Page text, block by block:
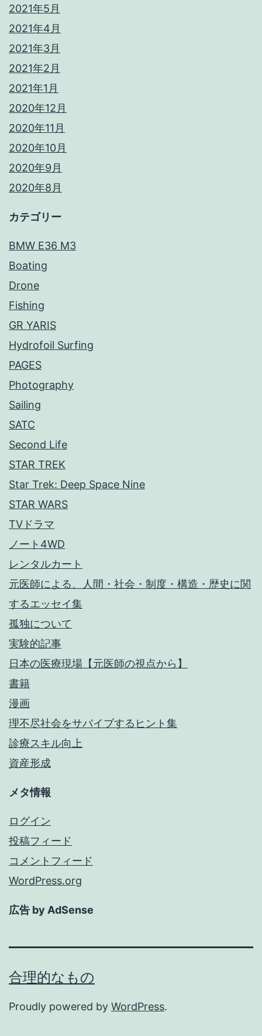
2021年5月
2021年4月
2021年3月
2021年2月
2021年1月
2020年12月
2020年11月
2020年10月
2020年9月
2020年8月
カテゴリー
BMW E36 M3
Boating
Drone
Fishing
GR YARIS
Hydrofoil Surfing
PAGES
Photography
Sailing
SATC
Second Life
STAR TREK
Star Trek: Deep Space Nine
STAR WARS
TVドラマ
ノート4WD
レンタルカート
元医師による、人間・社会・制度・構造・歴史に関
するエッセイ集
孤独について
実験的記事
日本の医療現場【元医師の視点から】
書籍
漫画
理不尽社会をサバイブするヒント集
診療スキル向上
資産形成
メタ情報
ログイン
投稿フィード
コメントフィード
WordPress.org
広告 by AdSense
合理的なもの
Proudly powered by WordPress.